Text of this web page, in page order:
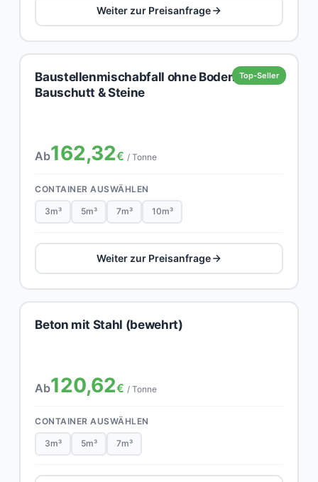
Weiter zur Preisanfrage
Top-Seller
Baustellenmischabfall ohne Boden,
Bauschutt & Steine
Ab162,32€ / Tonne
CONTAINER AUSWÄHLEN
3m³ 5m³ 7m³ 10m³
Weiter zur Preisanfrage
Beton mit Stahl (bewehrt)
Ab120,62€ / Tonne
CONTAINER AUSWÄHLEN
3m³ 5m³ 7m³